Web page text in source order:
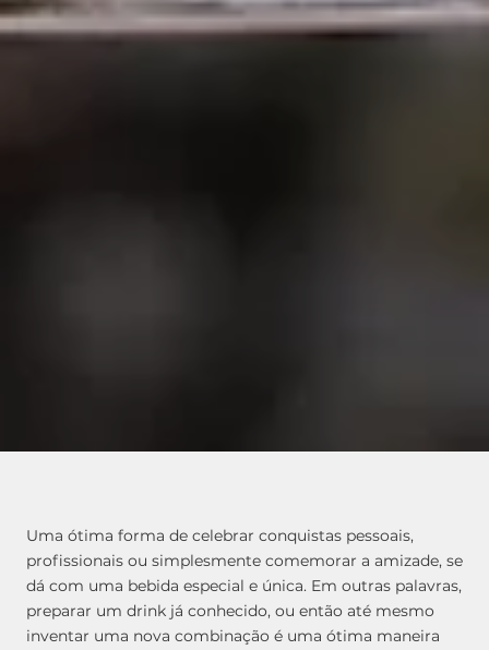
Uma ótima forma de celebrar conquistas pessoais,
profissionais ou simplesmente comemorar a amizade, se
dá com uma bebida especial e única. Em outras palavras,
preparar um drink já conhecido, ou então até mesmo
inventar uma nova combinação é uma ótima maneira